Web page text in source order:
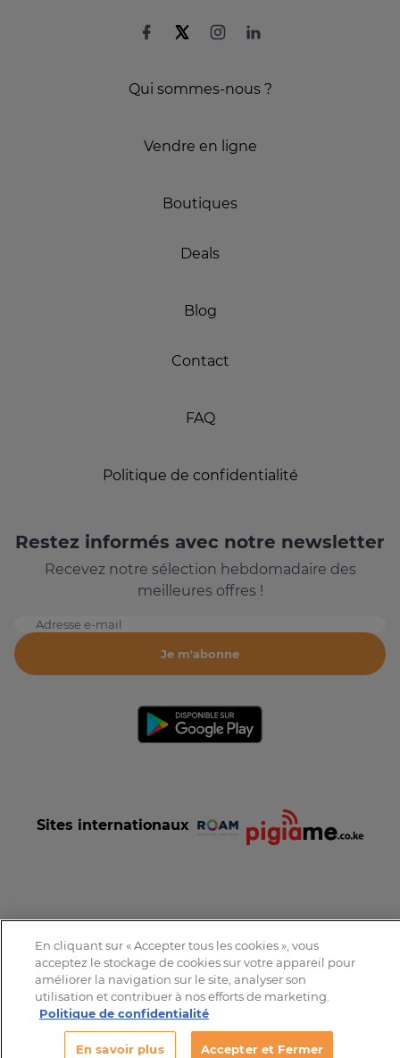
Qui sommes-nous ?
Vendre en ligne
Boutiques
Deals
Blog
Contact
FAQ
Politique de confidentialité
Restez informés avec notre newsletter
Recevez notre sélection hebdomadaire des
meilleures offres !
Adresse e-mail
Je m'abonne
Sites internationaux
Tous droits réservés © 2016-2026 Expat-Dakar
En cliquant sur « Accepter tous les cookies », vous
acceptez le stockage de cookies sur votre appareil pour
améliorer la navigation sur le site, analyser son
utilisation et contribuer à nos efforts de marketing.
Politique de confidentialité
En savoir plus Accepter et Fermer